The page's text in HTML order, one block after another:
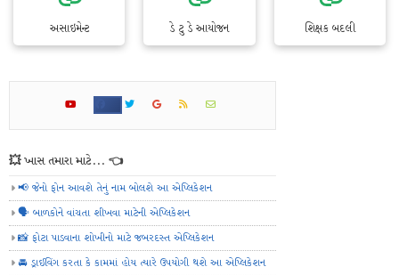
અસાઇમેન્ટ ડે ટુ ડે આયોજન શિક્ષક બદલી
💥 ખાસ તમારા માટે... 👈
📢 જેનો ફોન આવશે તેનું નામ બોલશે આ એપ્લિકેશન
🗣️ બાળકોને વાંચતા શીખવા માટેની એપ્લિકેશન
📸 ફોટા પાડવાના શોખીનો માટે જબરદસ્ત એપ્લિકેશન
🚘 ડ્રાઈવિંગ કરતા કે કામમાં હોય ત્યારે ઉપયોગી થશે આ એપ્લિકેશન